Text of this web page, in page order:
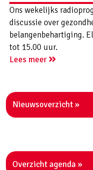
Ons wekelijks
discussie over
belangenbehartiging.
tot 15.00 uur.
Lees meer
Nieuwsoverzicht
Overzicht agenda